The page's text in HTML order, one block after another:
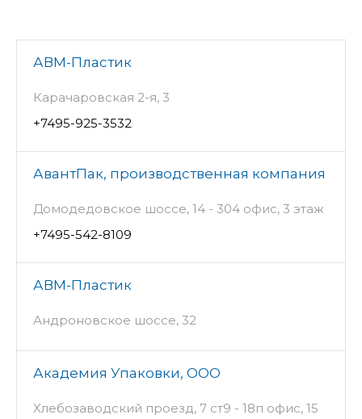
АВМ-Пластик
Карачаровская 2-я, 3
+7495-925-3532
АвантПак, производственная компания
Домодедовское шоссе, 14 - 304 офис, 3 этаж
+7495-542-8109
АВМ-Пластик
Андроновское шоссе, 32
Академия Упаковки, ООО
Хлебозаводский проезд, 7 ст9 - 18п офис, 15